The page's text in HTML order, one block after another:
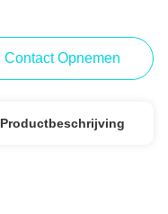
Contact Opnemen
Productbeschrijving